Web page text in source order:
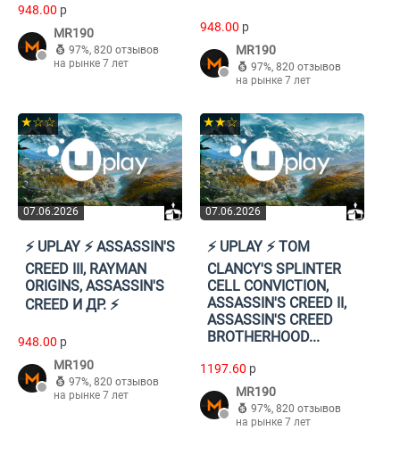
948.00 p
MR190
97%, 820 отзывов
на рынке 7 лет
948.00 p
MR190
97%, 820 отзывов
на рынке 7 лет
07.06.2026
★☆☆
⚡️ UPLAY ⚡️ ASSASSIN'S
CREED III, RAYMAN
ORIGINS, ASSASSIN'S
CREED И ДР. ⚡️
948.00 p
MR190
97%, 820 отзывов
на рынке 7 лет
07.06.2026
★★☆
⚡️ UPLAY ⚡️ TOM
CLANCY'S SPLINTER
CELL CONVICTION,
ASSASSIN'S CREED II,
ASSASSIN'S CREED
BROTHERHOOD...
1197.60 p
MR190
97%, 820 отзывов
на рынке 7 лет